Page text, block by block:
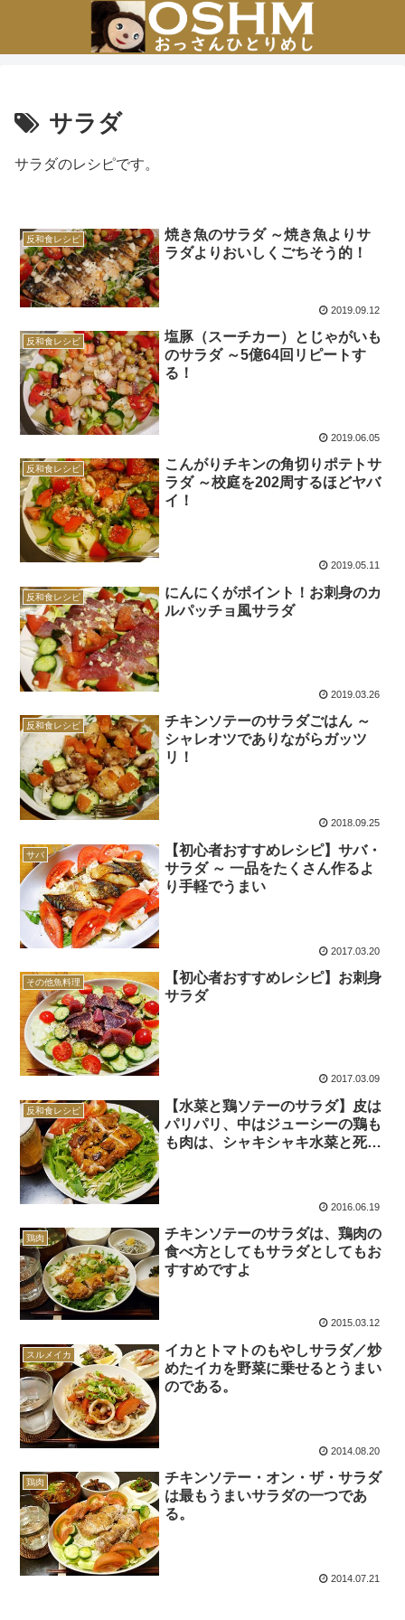
サラダ
サラダのレシピです。
反和食レシピ
焼き魚のサラダ ～焼き魚よりサ
ラダよりおいしくごちそう的！
2019.09.12
反和食レシピ
塩豚（スーチカー）とじゃがいも
のサラダ ～5億64回リピートす
る！
2019.06.05
反和食レシピ
こんがりチキンの角切りポテトサ
ラダ ～校庭を202周するほどヤバ
イ！
2019.05.11
反和食レシピ
にんにくがポイント！お刺身のカ
ルパッチョ風サラダ
2019.03.26
反和食レシピ
チキンソテーのサラダごはん ～
シャレオツでありながらガッツ
リ！
2018.09.25
サバ
【初心者おすすめレシピ】サバ・
サラダ ～ 一品をたくさん作るよ
り手軽でうまい
2017.03.20
その他魚料理
【初心者おすすめレシピ】お刺身
サラダ
2017.03.09
反和食レシピ
【水菜と鶏ソテーのサラダ】皮は
パリパリ、中はジューシーの鶏も
も肉は、シャキシャキ水菜と死ぬ
2016.06.19
鶏肉
チキンソテーのサラダは、鶏肉の
食べ方としてもサラダとしてもお
すすめですよ
2015.03.12
スルメイカ
イカとトマトのもやしサラダ／炒
めたイカを野菜に乗せるとうまい
のである。
2014.08.20
鶏肉
チキンソテー・オン・ザ・サラダ
は最もうまいサラダの一つであ
る。
2014.07.21